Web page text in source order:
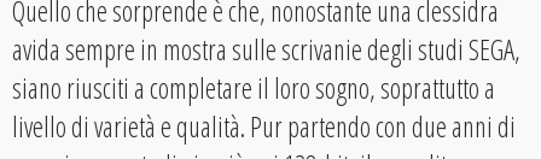
Quello che sorprende è che, nonostante una clessidra
avida sempre in mostra sulle scrivanie degli studi SEGA,
siano riusciti a completare il loro sogno, soprattutto a
livello di varietà e qualità. Pur partendo con due anni di